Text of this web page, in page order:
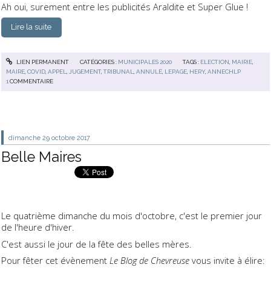
Ah oui, surement entre les publicités Araldite et Super Glue !
Lire la suite
LIEN PERMANENT CATÉGORIES : MUNICIPALES 2020 TAGS : ELECTION MAIRIE
MAIRE ,COVID ,APPEL JUGEMENT,TRIBUNAL ,ANNULÉ LEPAGE HERY,ANNECHLP
1 COMMENTAIRE
dimanche 29 octobre 2017
Belle Maires
Le quatrième dimanche du mois d'octobre, c'est le premier jour
de l'heure d'hiver.
C'est aussi le jour de la fête des belles mères.
Pour fêter cet évènement Le Blog de Chevreuse vous invite à élire: